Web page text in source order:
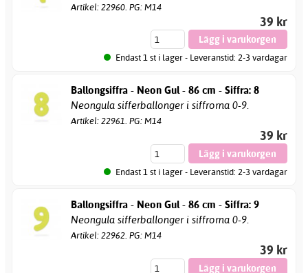
Artikel: 22960. PG: M14
39 kr
Endast 1 st i lager - Leveranstid: 2-3 vardagar
Ballongsiffra - Neon Gul - 86 cm - Siffra: 8
Neongula sifferballonger i siffrorna 0-9.
Artikel: 22961. PG: M14
39 kr
Endast 1 st i lager - Leveranstid: 2-3 vardagar
Ballongsiffra - Neon Gul - 86 cm - Siffra: 9
Neongula sifferballonger i siffrorna 0-9.
Artikel: 22962. PG: M14
39 kr